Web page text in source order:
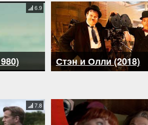
6.9
Стэн и Олли (2018)
7.8